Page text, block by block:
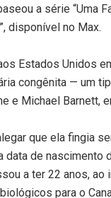
a série “Uma
disponível no Max.
Estados Unidos
congênita — um
e Michael Barnett,
que ela fingia
de nascimento
a ter 22 anos, ao
para o